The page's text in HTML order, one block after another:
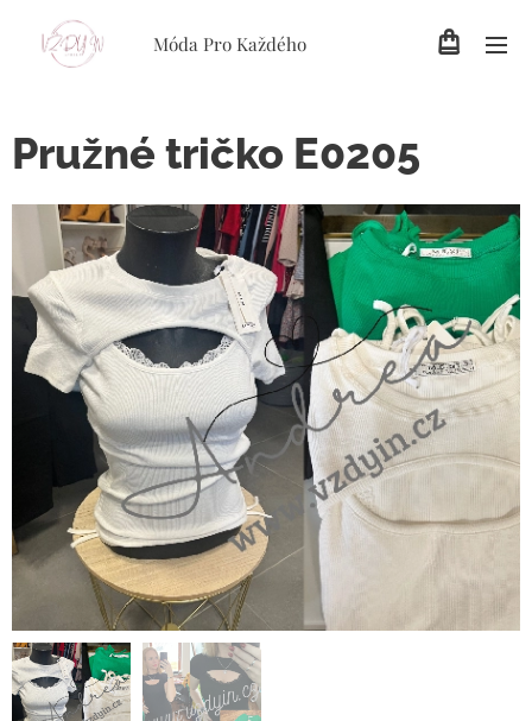
Móda Pro Každého
Pružné tričko E0205